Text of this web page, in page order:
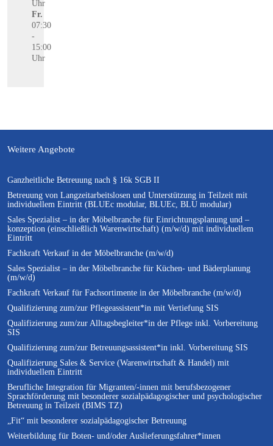
Uhr
Fr.
07:30
-
15:00
Uhr
Weitere Angebote
Ganzheitliche Betreuung nach § 16k SGB II
Betreuung von Langzeitarbeitslosen und Unterstützung in Teilzeit mit
individuellem Eintritt (BLUEc modular, BLUEc, BLU modular)
Sales Spezialist – in der Möbelbranche für Einrichtungsplanung und –
konzeption (einschließlich Warenwirtschaft) (m/w/d) mit individuellem
Eintritt
Fachkraft Verkauf in der Möbelbranche (m/w/d)
Sales Spezialist – in der Möbelbranche für Küchen- und Bäderplanung
(m/w/d)
Fachkraft Verkauf für Fachsortimente in der Möbelbranche (m/w/d)
Qualifizierung zum/zur Pflegeassistent*in mit Vertiefung SIS
Qualifizierung zum/zur Alltagsbegleiter*in der Pflege inkl. Vorbereitung
SIS
Qualifizierung zum/zur Betreuungsassistent*in inkl. Vorbereitung SIS
Qualifizierung Sales & Service (Warenwirtschaft & Handel) mit
individuellem Eintritt
Berufliche Integration für Migranten/-innen mit berufsbezogener
Sprachförderung mit besonderer sozialpädagogischer und psychologischer
Betreuung in Teilzeit (BIMS TZ)
„Fit“ mit besonderer sozialpädagogischer Betreuung
Weiterbildung für Boten- und/oder Auslieferungsfahrer*innen